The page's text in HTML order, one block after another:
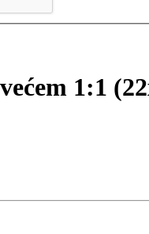
1:1